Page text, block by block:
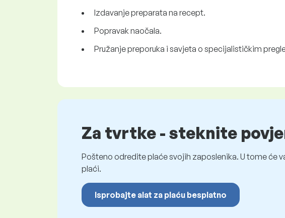
Izdavanje preparata na recept.
Popravak naočala.
Pružanje preporuka i savjeta o specijalističkim
Za tvrtke - steknite
Pošteno odredite plaće svojih zaposlenika. U tome će
plaći.
Isprobajte alat za plaću besplatno